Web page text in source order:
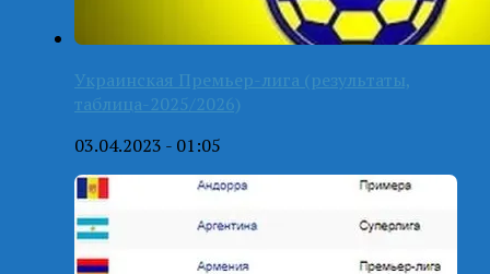
Украинская Премьер-лига (результаты,
таблица-2025/2026)
03.04.2023 - 01:05